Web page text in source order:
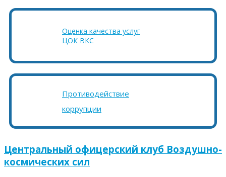
Оценка качества услуг
ЦОК ВКС
Противодействие
коррупции
Центральный офицерский клуб Воздушно-
космических сил